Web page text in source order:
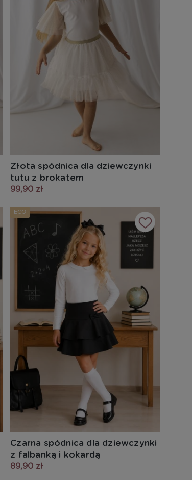
Złota spódnica dla dziewczynki
tutu z brokatem
99,90 zł
Czarna spódnica dla dziewczynki
z falbanką i kokardą
89,90 zł
ECO